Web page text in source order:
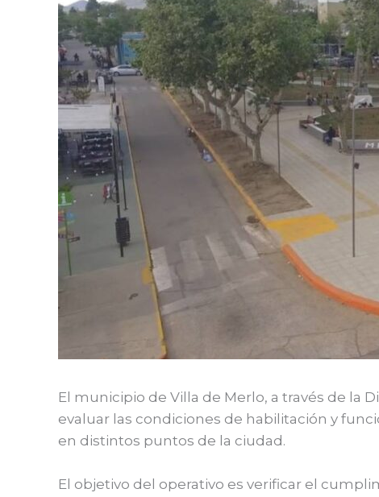
El municipio de Villa de Merlo, a través de la
evaluar las condiciones de habilitación y
en distintos puntos de la ciudad.
El objetivo del operativo es verificar el